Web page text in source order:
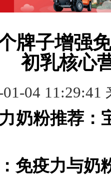
牌子增强
初乳核心
01-04 11:29:41
奶粉推荐：
免疫力与奶